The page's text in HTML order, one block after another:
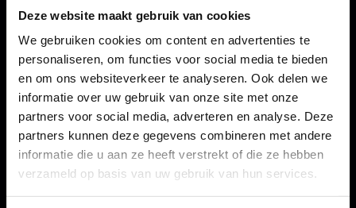
Deze website maakt gebruik van cookies
We gebruiken cookies om content en advertenties te
personaliseren, om functies voor social media te bieden
en om ons websiteverkeer te analyseren. Ook delen we
informatie over uw gebruik van onze site met onze
partners voor social media, adverteren en analyse. Deze
partners kunnen deze gegevens combineren met andere
informatie die u aan ze heeft verstrekt of die ze hebben
verzameld op basis van uw gebruik van hun services.